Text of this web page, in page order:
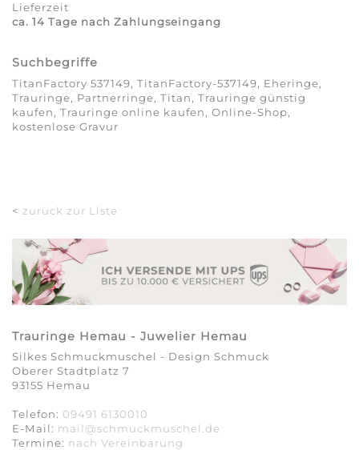
Lieferzeit
ca. 14 Tage nach Zahlungseingang
Suchbegriffe
TitanFactory 537149, TitanFactory-537149, Eheringe,
Trauringe, Partnerringe, Titan, Trauringe günstig
kaufen, Trauringe online kaufen, Online-Shop,
kostenlose Gravur
< zurück zur Liste
Trauringe Hemau - Juwelier Hemau
Silkes Schmuckmuschel - Design Schmuck
Oberer Stadtplatz 7
93155 Hemau
Telefon: 09491 6130010
E-Mail: mail@schmuckmuschel.de
Termine: nach Vereinbarung​​​​​​​